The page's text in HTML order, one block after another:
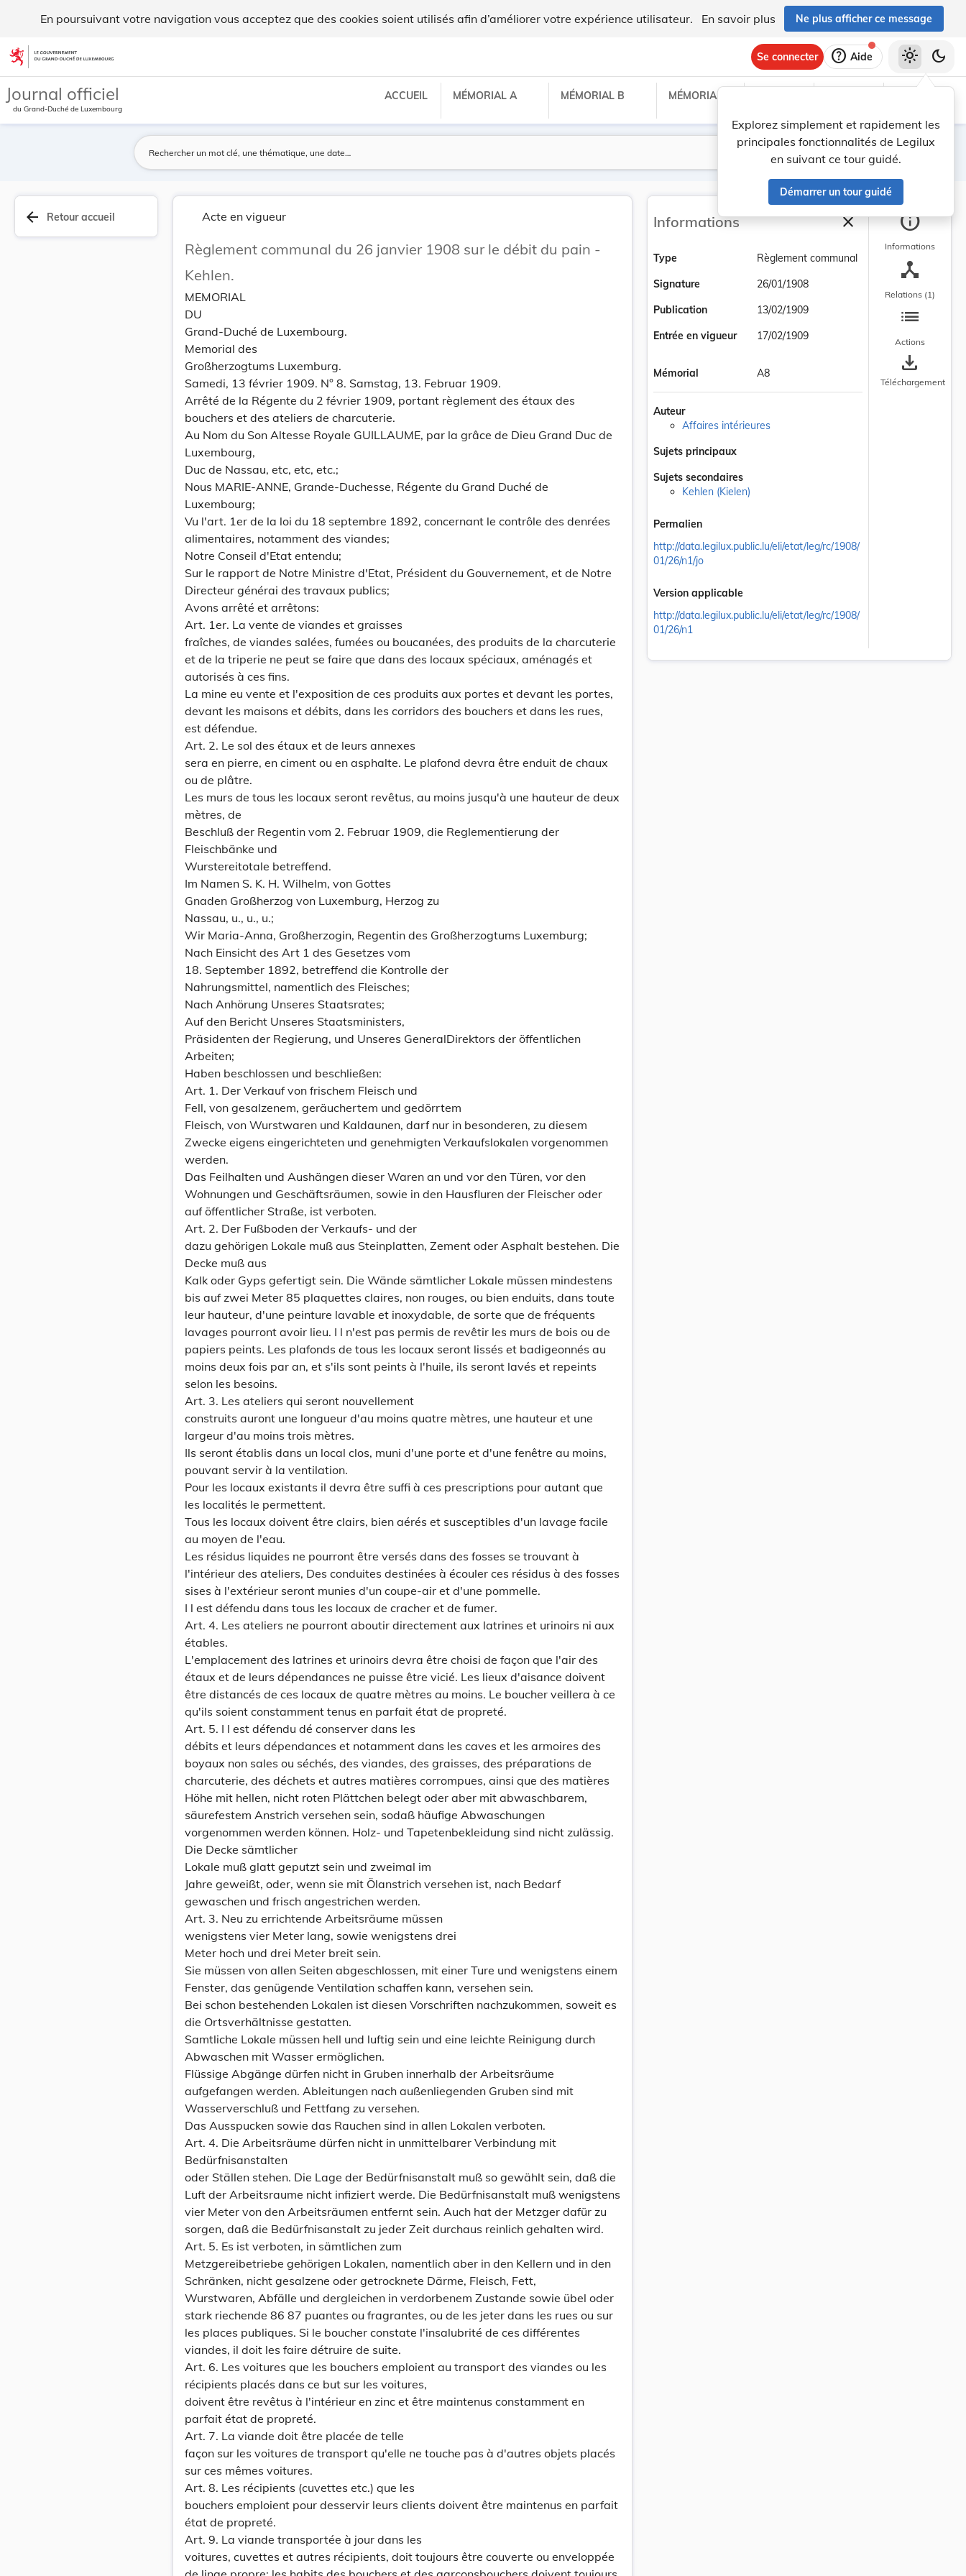
En poursuivant votre navigation vous acceptez que des cookies soient utilisés afin d’améliorer votre expérience utilisateur. En savoir plus Ne plus afficher ce message
Aller au contenu
Se connecter help Aide
Explorez simplement et rapidement les
principales fonctionnalités de Legilux
en suivant ce tour guidé.
Démarrer un tour guidé
light_mode dark_mode
Journal officiel
du Grand-Duché de Luxembourg
ACCUEIL MÉMORIAL A MÉMORIAL B MÉMORIAL C
Lancer la recherche
Filtres
arrow_back Retour accueil Acte en vigueur
Règlement communal du 26 janvier 1908 sur le débit du pain -
Kehlen.
MEMORIAL
DU
Grand-Duché de Luxembourg.
Memorial des
Großherzogtums Luxemburg.
Samedi, 13 février 1909. N° 8. Samstag, 13. Februar 1909.
Arrêté de la Régente du 2 février 1909, portant règlement des étaux des
bouchers et des ateliers de charcuterie.
Au Nom du Son Altesse Royale GUILLAUME, par la grâce de Dieu Grand Duc de
Luxembourg,
Duc de Nassau, etc, etc, etc.;
Nous MARIE-ANNE, Grande-Duchesse, Régente du Grand Duché de
Luxembourg;
Vu l'art. 1er de la loi du 18 septembre 1892, concernant le contrôle des denrées
alimentaires, notamment des viandes;
Notre Conseil d'Etat entendu;
Sur le rapport de Notre Ministre d'Etat, Président du Gouvernement, et de Notre
Directeur générai des travaux publics;
Avons arrêté et arrêtons:
Art. 1er. La vente de viandes et graisses
fraîches, de viandes salées, fumées ou boucanées, des produits de la charcuterie
et de la triperie ne peut se faire que dans des locaux spéciaux, aménagés et
autorisés à ces fins.
La mine eu vente et l'exposition de ces produits aux portes et devant les portes,
devant les maisons et débits, dans les corridors des bouchers et dans les rues,
est défendue.
Art. 2. Le sol des étaux et de leurs annexes
sera en pierre, en ciment ou en asphalte. Le plafond devra être enduit de chaux
ou de plâtre.
Les murs de tous les locaux seront revêtus, au moins jusqu'à une hauteur de deux
mètres, de
Beschluß der Regentin vom 2. Februar 1909, die Reglementierung der
Fleischbänke und
Wurstereitotale betreffend.
Im Namen S. K. H. Wilhelm, von Gottes
Gnaden Großherzog von Luxemburg, Herzog zu
Nassau, u., u., u.;
Wir Maria-Anna, Großherzogin, Regentin des Großherzogtums Luxemburg;
Nach Einsicht des Art 1 des Gesetzes vom
18. September 1892, betreffend die Kontrolle der
Nahrungsmittel, namentlich des Fleisches;
Nach Anhörung Unseres Staatsrates;
Auf den Bericht Unseres Staatsministers,
Präsidenten der Regierung, und Unseres GeneralDirektors der öffentlichen
Arbeiten;
Haben beschlossen und beschließen:
Art. 1. Der Verkauf von frischem Fleisch und
Fell, von gesalzenem, geräuchertem und gedörrtem
Fleisch, von Wurstwaren und Kaldaunen, darf nur in besonderen, zu diesem
Zwecke eigens eingerichteten und genehmigten Verkaufslokalen vorgenommen
werden.
Das Feilhalten und Aushängen dieser Waren an und vor den Türen, vor den
Wohnungen und Geschäftsräumen, sowie in den Hausfluren der Fleischer oder
auf öffentlicher Straße, ist verboten.
Art. 2. Der Fußboden der Verkaufs- und der
dazu gehörigen Lokale muß aus Steinplatten, Zement oder Asphalt bestehen. Die
Decke muß aus
Kalk oder Gyps gefertigt sein. Die Wände sämtlicher Lokale müssen mindestens
bis auf zwei Meter 85 plaquettes claires, non rouges, ou bien enduits, dans toute
leur hauteur, d'une peinture lavable et inoxydable, de sorte que de fréquents
lavages pourront avoir lieu. I l n'est pas permis de revêtir les murs de bois ou de
papiers peints. Les plafonds de tous les locaux seront lissés et badigeonnés au
moins deux fois par an, et s'ils sont peints à l'huile, ils seront lavés et repeints
selon les besoins.
Art. 3. Les ateliers qui seront nouvellement
construits auront une longueur d'au moins quatre mètres, une hauteur et une
largeur d'au moins trois mètres.
Ils seront établis dans un local clos, muni d'une porte et d'une fenêtre au moins,
pouvant servir à la ventilation.
Pour les locaux existants il devra être suffi à ces prescriptions pour autant que
les localités le permettent.
Tous les locaux doivent être clairs, bien aérés et susceptibles d'un lavage facile
au moyen de l'eau.
Les résidus liquides ne pourront être versés dans des fosses se trouvant à
l'intérieur des ateliers, Des conduites destinées à écouler ces résidus à des fosses
sises à l'extérieur seront munies d'un coupe-air et d'une pommelle.
I l est défendu dans tous les locaux de cracher et de fumer.
Art. 4. Les ateliers ne pourront aboutir directement aux latrines et urinoirs ni aux
étables.
L'emplacement des latrines et urinoirs devra être choisi de façon que l'air des
étaux et de leurs dépendances ne puisse être vicié. Les lieux d'aisance doivent
être distancés de ces locaux de quatre mètres au moins. Le boucher veillera à ce
qu'ils soient constamment tenus en parfait état de propreté.
Art. 5. I l est défendu dé conserver dans les
débits et leurs dépendances et notamment dans les caves et les armoires des
boyaux non sales ou séchés, des viandes, des graisses, des préparations de
charcuterie, des déchets et autres matières corrompues, ainsi que des matières
Höhe mit hellen, nicht roten Plättchen belegt oder aber mit abwaschbarem,
säurefestem Anstrich versehen sein, sodaß häufige Abwaschungen
vorgenommen werden können. Holz- und Tapetenbekleidung sind nicht zulässig.
Die Decke sämtlicher
Lokale muß glatt geputzt sein und zweimal im
Jahre geweißt, oder, wenn sie mit Ölanstrich versehen ist, nach Bedarf
gewaschen und frisch angestrichen werden.
Art. 3. Neu zu errichtende Arbeitsräume müssen
wenigstens vier Meter lang, sowie wenigstens drei
Meter hoch und drei Meter breit sein.
Sie müssen von allen Seiten abgeschlossen, mit einer Ture und wenigstens einem
Fenster, das genügende Ventilation schaffen kann, versehen sein.
Bei schon bestehenden Lokalen ist diesen Vorschriften nachzukommen, soweit es
die Ortsverhältnisse gestatten.
Samtliche Lokale müssen hell und luftig sein und eine leichte Reinigung durch
Abwaschen mit Wasser ermöglichen.
Flüssige Abgänge dürfen nicht in Gruben innerhalb der Arbeitsräume
aufgefangen werden. Ableitungen nach außenliegenden Gruben sind mit
Wasserverschluß und Fettfang zu versehen.
Das Ausspucken sowie das Rauchen sind in allen Lokalen verboten.
Art. 4. Die Arbeitsräume dürfen nicht in unmittelbarer Verbindung mit
Bedürfnisanstalten
oder Ställen stehen. Die Lage der Bedürfnisanstalt muß so gewählt sein, daß die
Luft der Arbeitsraume nicht infiziert werde. Die Bedürfnisanstalt muß wenigstens
vier Meter von den Arbeitsräumen entfernt sein. Auch hat der Metzger dafür zu
sorgen, daß die Bedürfnisanstalt zu jeder Zeit durchaus reinlich gehalten wird.
Art. 5. Es ist verboten, in sämtlichen zum
Metzgereibetriebe gehörigen Lokalen, namentlich aber in den Kellern und in den
Schränken, nicht gesalzene oder getrocknete Därme, Fleisch, Fett,
Wurstwaren, Abfälle und dergleichen in verdorbenem Zustande sowie übel oder
stark riechende 86 87 puantes ou fragrantes, ou de les jeter dans les rues ou sur
les places publiques. Si le boucher constate l'insalubrité de ces différentes
viandes, il doit les faire détruire de suite.
Art. 6. Les voitures que les bouchers emploient au transport des viandes ou les
récipients placés dans ce but sur les voitures,
doivent être revêtus à l'intérieur en zinc et être maintenus constamment en
parfait état de propreté.
Art. 7. La viande doit être placée de telle
façon sur les voitures de transport qu'elle ne touche pas à d'autres objets placés
sur ces mêmes voitures.
Art. 8. Les récipients (cuvettes etc.) que les
bouchers emploient pour desservir leurs clients doivent être maintenus en parfait
état de propreté.
Art. 9. La viande transportée à jour dans les
voitures, cuvettes et autres récipients, doit toujours être couverte ou enveloppée
Informations closeFermer la barre
Type
Règlement communal
Signature
26/01/1908
Publication
13/02/1909
Entrée en vigueur
17/02/1909
Mémorial A8
Auteur
Affaires intérieures
Sujets principaux
Sujets secondaires
Kehlen (Kielen)
Permalien
http://data.legilux.public.lu/eli/etat/leg/rc/1908/
01/26/n1/jo
Version applicable
http://data.legilux.public.lu/eli/etat/leg/rc/1908/
01/26/n1
info
Informations
device_hub
Relations (1)
list
Actions
save_alt
Téléchargement